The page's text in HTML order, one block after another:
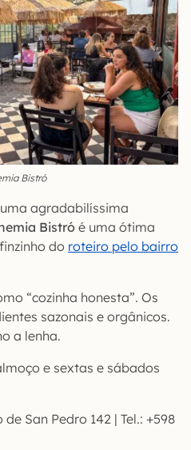
Bistró
agradabilíssima
Bistró é uma ótima
do roteiro pelo bairro
“cozinha honesta”. Os
sazonais e orgânicos.
a lenha.
e sextas e sábados
de San Pedro 142 | Tel.: +598